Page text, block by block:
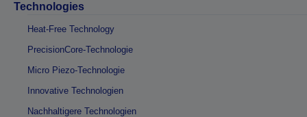
Technologies
Heat-Free Technology
PrecisionCore-Technologie
Micro Piezo-Technologie
Innovative Technologien
Nachhaltigere Technologien